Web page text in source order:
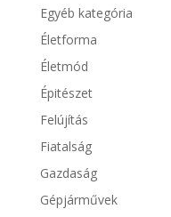
Egyéb kategória
Életforma
Életmód
Épitészet
Felújítás
Fiatalság
Gazdaság
Gépjárművek